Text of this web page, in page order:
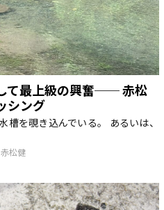
て最上級の興奮── 赤松
シング
槽を覗き込んでいる。 あるいは、
赤松健